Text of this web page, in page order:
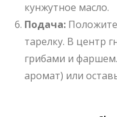
кунжутное масло.
Подача:
тарелку. В центр
грибами и
аромат) или